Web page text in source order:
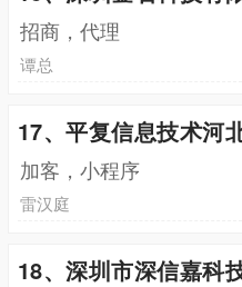
招商，代理
谭总
17、平复信息技术河
加客，小程序
雷汉庭
18、深圳市深信嘉科